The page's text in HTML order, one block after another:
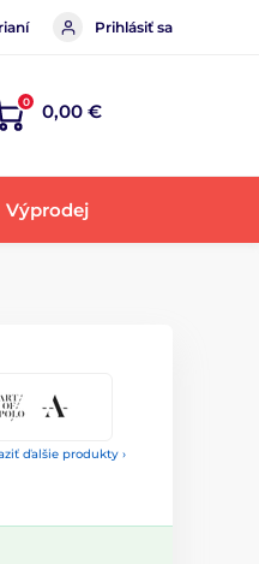
Prihlásiť sa
0 0,00 €
Výprodej
ďalšie produkty ›